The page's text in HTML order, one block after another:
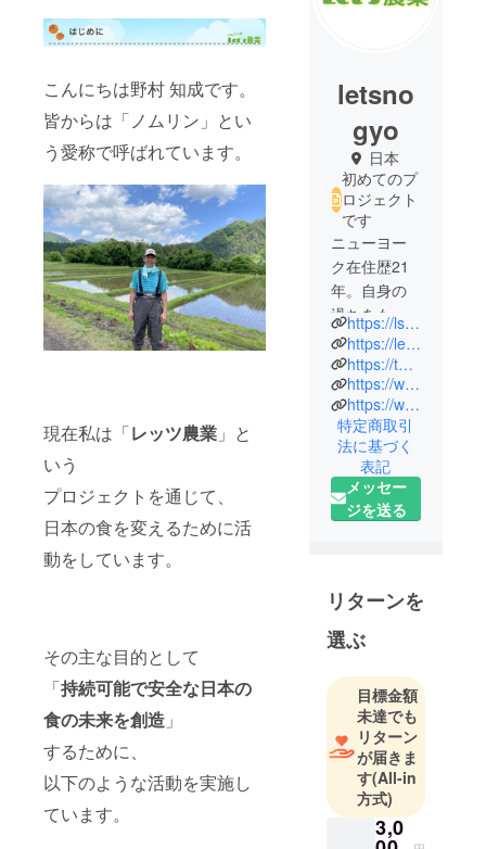
こんにちは野村 知成です。
皆からは「ノムリン」とい
う愛称で呼ばれています。
現在私は「レッツ農業 」と
いう
プロジェクトを通じて、
日本の食を変えるために活
動をしています。
その主な目的として
「持続可能で安全な日本の
食の未来を創造 」
するために、
以下のような活動を実施し
ています。
letsno
gyo
日本
初めてのプ
ロジェクト
です
ニューヨー
ク在住歴21
年。自身の
過ちをもと
に健康オタ
クに転身。
2018年から
独自の素焼
き製法（ノ
ムリンのオ
リジナル製
法として特
120660）で
生産した、
体にやさし
いのに美味
しい
『SUYAKKI
』を販売開
始。
『カラダが
本当に必要
な食事』を
https://lstep.app/DKkni1G
https://letsnogyo.theshop.jp/
https://twitter.com/letsnogyo
https://www.instagram.com/letsnogyo/
https://www.youtube.com/@lets2502
特定商取引
法に基づく
表記
メッセー
ジを送る
リターンを
選ぶ
目標金額
未達でも
リターン
が届きま
す(All-in
方式)
3,0